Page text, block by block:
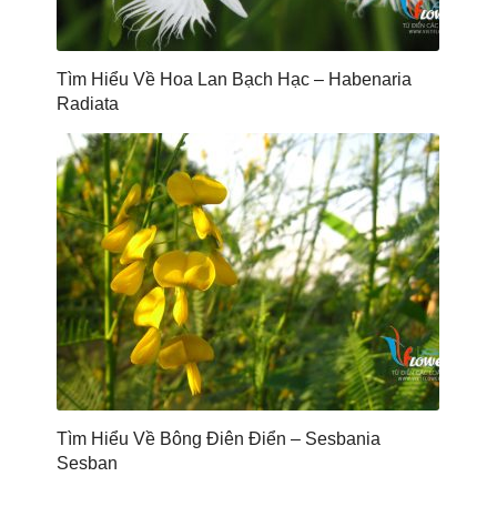
Tìm Hiểu Về Hoa Lan Bạch Hạc – Habenaria
Radiata
Tìm Hiểu Về Bông Điên Điển – Sesbania
Sesban